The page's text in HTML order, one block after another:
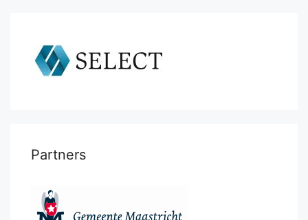
Partners